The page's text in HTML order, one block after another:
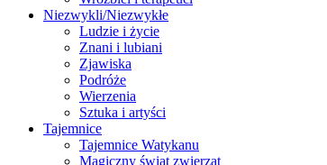
Niezwykli/Niezwykłe
Ludzie i życie
Znani i lubiani
Zjawiska
Podróże
Wierzenia
Sztuka i artyści
Tajemnice
Tajemnice Watykanu
Magiczny świat zwierząt